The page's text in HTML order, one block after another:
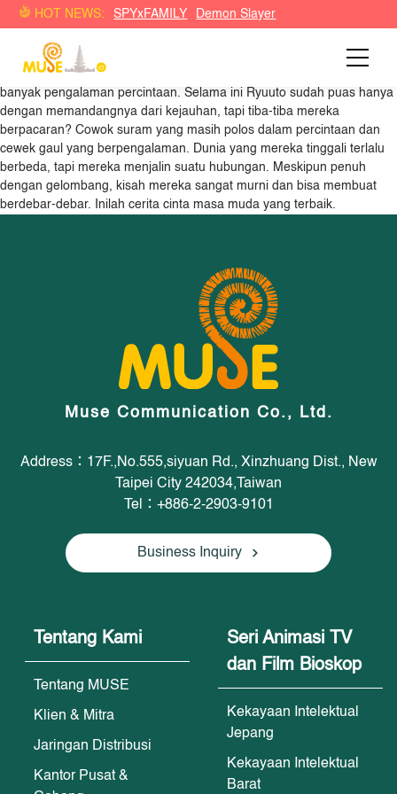
HOT NEWS: SPYxFAMILY Demon Slayer
Kisah Asmara Kita: Kamu yang Berpengalaman dan Aku yang
Polos
enam belas tahun menjomlo. Ryuuto memiliki idola yang bernama
Shirakawa Runa, cewek gaul tercantik di angkatannya yang memiliki
banyak pengalaman percintaan. Selama ini Ryuuto sudah puas hanya
dengan memandangnya dari kejauhan, tapi tiba-tiba mereka
berpacaran? Cowok suram yang masih polos dalam percintaan dan
cewek gaul yang berpengalaman. Dunia yang mereka tinggali terlalu
berbeda, tapi mereka menjalin suatu hubungan. Meskipun penuh
dengan gelombang, kisah mereka sangat murni dan bisa membuat
berdebar-debar. Inilah cerita cinta masa muda yang terbaik.
Muse Communication Co., Ltd.
Address：17F.,No.555,siyuan Rd., Xinzhuang Dist., New
Taipei City 242034,Taiwan
Tel：+886-2-2903-9101
Business Inquiry
Tentang Kami
Tentang MUSE
Klien & Mitra
Jaringan Distribusi
Kantor Pusat &
Seri Animasi TV
dan Film Bioskop
Kekayaan Intelektual
Jepang
Kekayaan Intelektual
Barat